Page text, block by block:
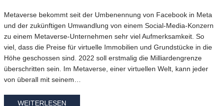
Metaverse bekommt seit der Umbenennung von Facebook in Meta
und der zukünftigen Umwandlung von einem Social-Media-Konzern
zu einem Metaverse-Unternehmen sehr viel Aufmerksamkeit. So
viel, dass die Preise für virtuelle Immobilien und Grundstücke in die
Höhe geschossen sind. 2022 soll erstmalig die Milliardengrenze
überschritten sein. Im Metaverse, einer virtuellen Welt, kann jeder
von überall mit seinem…
WEITERLESEN